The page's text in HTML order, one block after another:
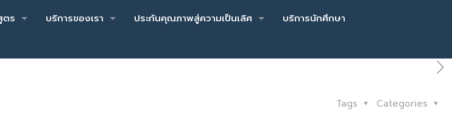
ตร บริการของเรา ประกันคุณภาพสู่ความเป็นเลิศ บริการนักศึกษา
Categories
Tags